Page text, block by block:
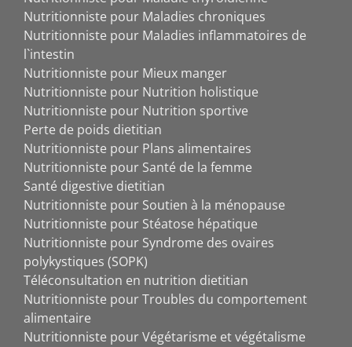
Nutritionniste pour Maladies chroniques
Nutritionniste pour Maladies inflammatoires de
l`intestin
Nutritionniste pour Mieux manger
Nutritionniste pour Nutrition holistique
Nutritionniste pour Nutrition sportive
Perte de poids dietitian
Nutritionniste pour Plans alimentaires
Nutritionniste pour Santé de la femme
Santé digestive dietitian
Nutritionniste pour Soutien à la ménopause
Nutritionniste pour Stéatose hépatique
Nutritionniste pour Syndrome des ovaires
polykystiques (SOPK)
Téléconsultation en nutrition dietitian
Nutritionniste pour Troubles du comportement
alimentaire
Nutritionniste pour Végétarisme et végétalisme